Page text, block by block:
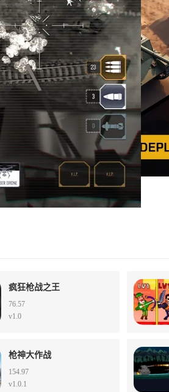
疯狂枪战之王
76.57
v1.0
枪神大作战
154.97
v1.0.1